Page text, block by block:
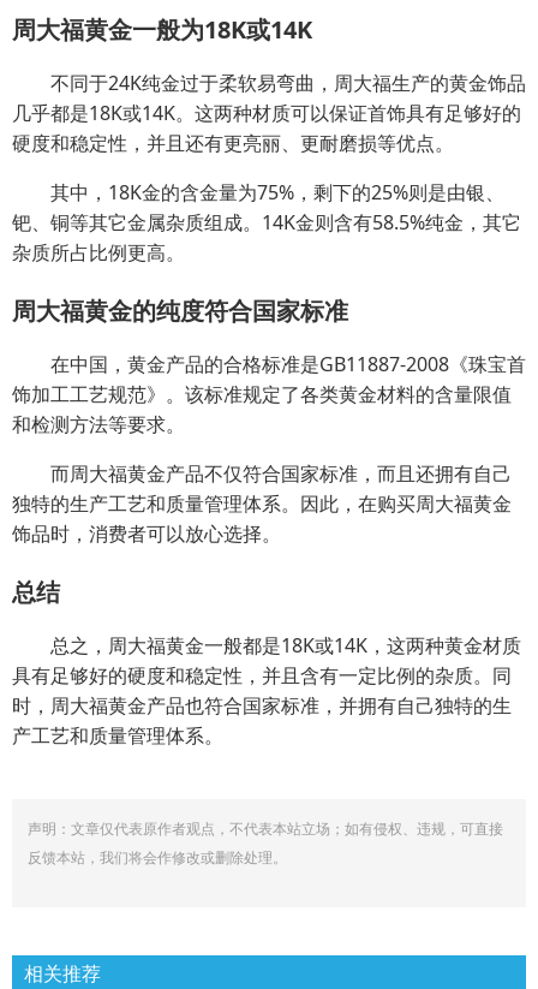
周大福黄金一般为18K或14K
不同于24K纯金过于柔软易弯曲，周大福生产的黄金饰品
几乎都是18K或14K。这两种材质可以保证首饰具有足够好的
硬度和稳定性，并且还有更亮丽、更耐磨损等优点。
其中，18K金的含金量为75%，剩下的25%则是由银、
钯、铜等其它金属杂质组成。14K金则含有58.5%纯金，其它
杂质所占比例更高。
周大福黄金的纯度符合国家标准
在中国，黄金产品的合格标准是GB11887-2008《珠宝首
饰加工工艺规范》。该标准规定了各类黄金材料的含量限值
和检测方法等要求。
而周大福黄金产品不仅符合国家标准，而且还拥有自己
独特的生产工艺和质量管理体系。因此，在购买周大福黄金
饰品时，消费者可以放心选择。
总结
总之，周大福黄金一般都是18K或14K，这两种黄金材质
具有足够好的硬度和稳定性，并且含有一定比例的杂质。同
时，周大福黄金产品也符合国家标准，并拥有自己独特的生
产工艺和质量管理体系。
声明：文章仅代表原作者观点，不代表本站立场；如有侵权、违规，可直接
反馈本站，我们将会作修改或删除处理。
相关推荐